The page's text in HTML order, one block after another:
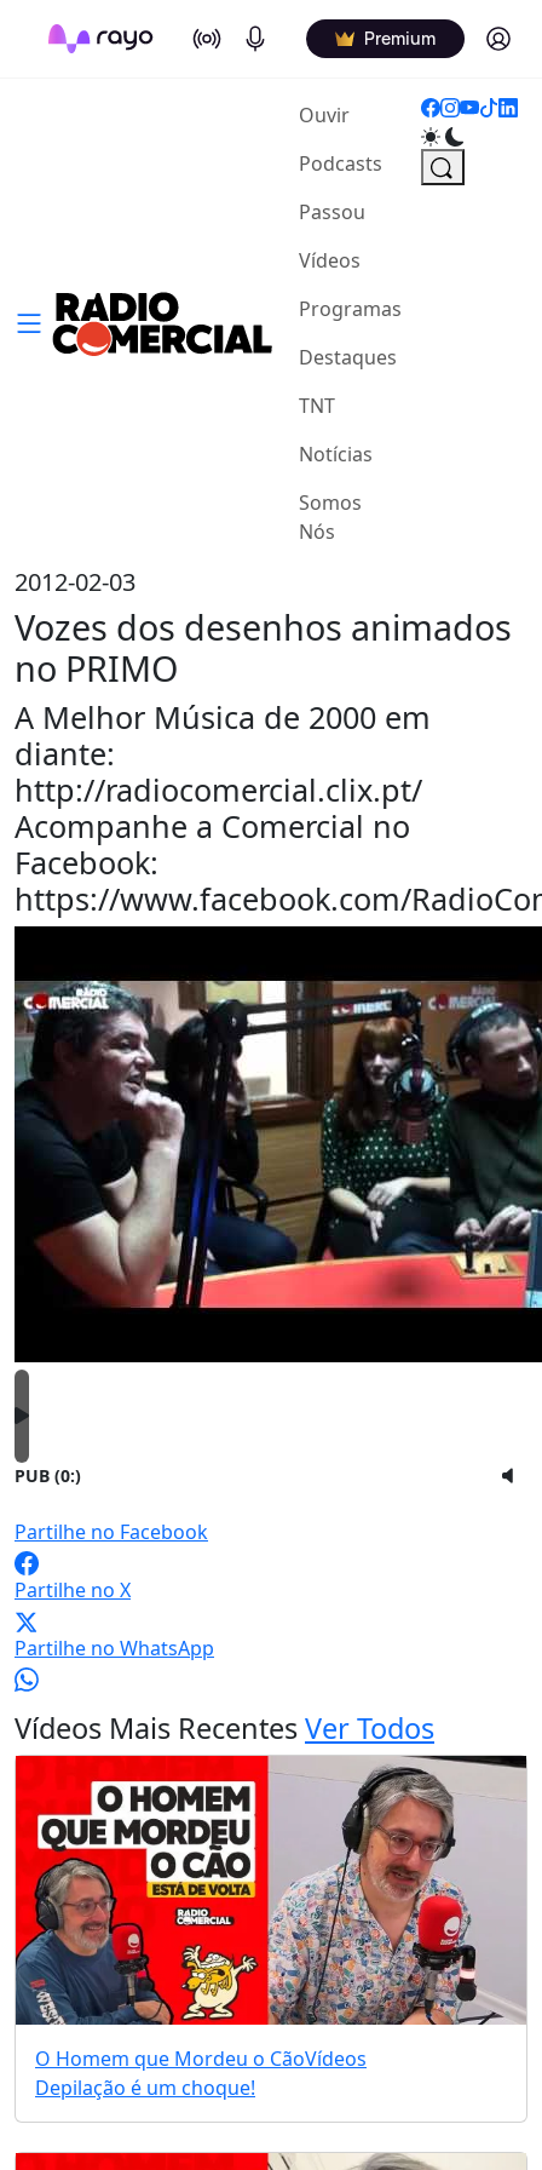
On Air Podcasts Premium Log in
Ouvir(current)
Podcasts
Passou
Vídeos
Programas
Destaques
TNT
Notícias
Somos
Nós
2012-02-03
Vozes dos desenhos animados
no PRIMO
A Melhor Música de 2000 em
diante:
http://radiocomercial.clix.pt/
Acompanhe a Comercial no
Facebook:
https://www.facebook.com/
PUB (0:)
Partilhe no Facebook
Partilhe no X
Partilhe no WhatsApp
Vídeos Mais RecentesVer Todos
O Homem que Mordeu o CãoVídeos
Depilação é um choque!